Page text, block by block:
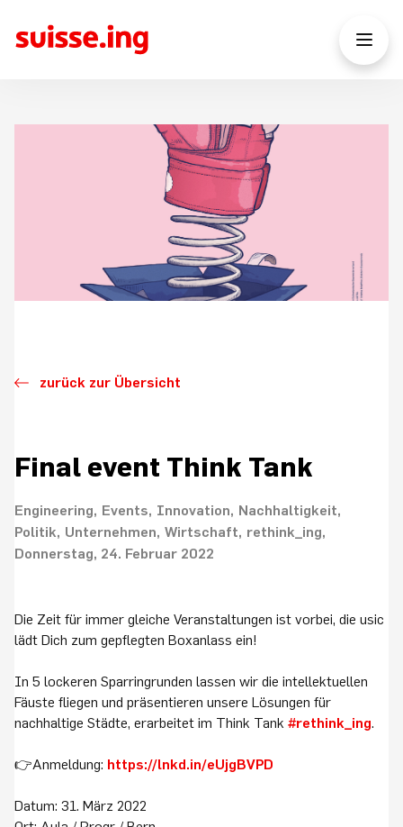
zurück zur Übersicht
Final event Think Tank
Engineering Events Innovation
Nachhaltigkeit
Politik
Unternehmen Wirtschaft
rethink_ing
Donnerstag, 24. Februar 2022
Die Zeit für immer gleiche Veranstaltungen ist vorbei, die usic
lädt Dich zum gepflegten Boxanlass ein!
In 5 lockeren Sparringrunden lassen wir die intellektuellen
Fäuste fliegen und präsentieren unsere Lösungen für
nachhaltige Städte, erarbeitet im Think Tank #rethink_ing
👉Anmeldung: https://lnkd.in/eUjgBVPD
Datum: 31. März 2022